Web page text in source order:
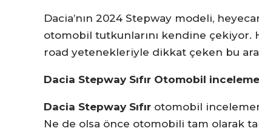
Dacia’nın 2024 Stepway modeli,
otomobil tutkunlarını kendine çekiyor.
road yetenekleriyle dikkat çeken bu
Dacia Stepway Sıfır Otomobil
Dacia Stepway Sıfır otomobil
Ne de olsa önce otomobili tam olarak